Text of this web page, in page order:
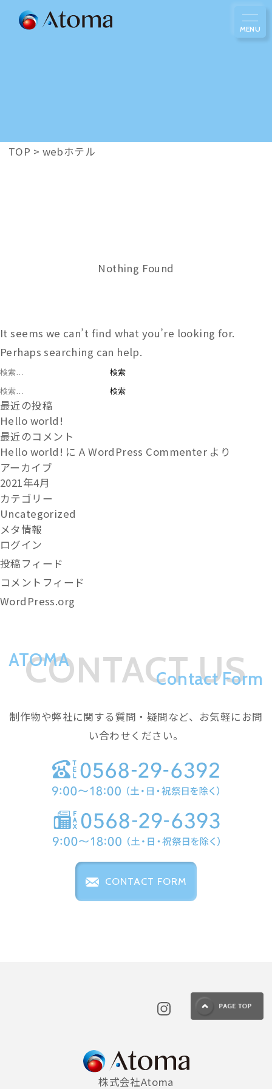
TOP > webホテル
Nothing Found
It seems we can’t find what you’re looking for.
Perhaps searching can help.
検
索:
検
索:
最近の投稿
Hello world!
最近のコメント
Hello world! にA WordPress Commenter より
アーカイブ
2021年4月
カテゴリー
Uncategorized
メタ情報
ログイン
投稿フィード
コメントフィード
WordPress.org
CONTACT US
ATOMA
Contact Form
制作物や弊社に関する質問・疑問など、お気軽にお問
い合わせください。
CONTACT FORM
株式会社Atoma